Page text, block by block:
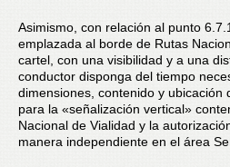
Asimismo, con relación al punto
emplazada al borde de Rutas
cartel, con una visibilidad y a una
conductor disponga del tiempo
dimensiones, contenido y
para la «señalización vertical»
Nacional de Vialidad y la
manera independiente en el área